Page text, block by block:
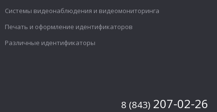
Системы видеонаблюдения и видеомониторинга
Печать и оформление идентификаторов
Различные идентификаторы
8 (843) 207-02-26